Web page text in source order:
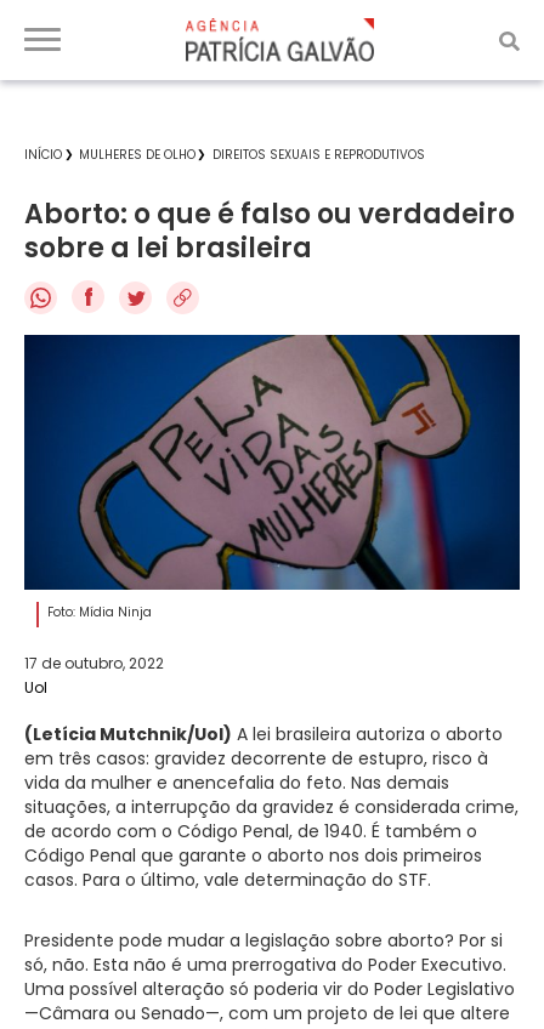
INÍCIO MULHERES DE OLHO DIREITOS SEXUAIS E REPRODUTIVOS
Aborto: o que é falso ou verdadeiro
sobre a lei brasileira
f
Foto: Mídia Ninja
17 de outubro, 2022
Uol
(Letícia Mutchnik/Uol) A lei brasileira autoriza o aborto
em três casos: gravidez decorrente de estupro, risco à
vida da mulher e anencefalia do feto. Nas demais
situações, a interrupção da gravidez é considerada crime,
de acordo com o Código Penal, de 1940. É também o
Código Penal que garante o aborto nos dois primeiros
casos. Para o último, vale determinação do STF.
Presidente pode mudar a legislação sobre aborto? Por si
só, não. Esta não é uma prerrogativa do Poder Executivo.
Uma possível alteração só poderia vir do Poder Legislativo
—Câmara ou Senado—, com um projeto de lei que altere